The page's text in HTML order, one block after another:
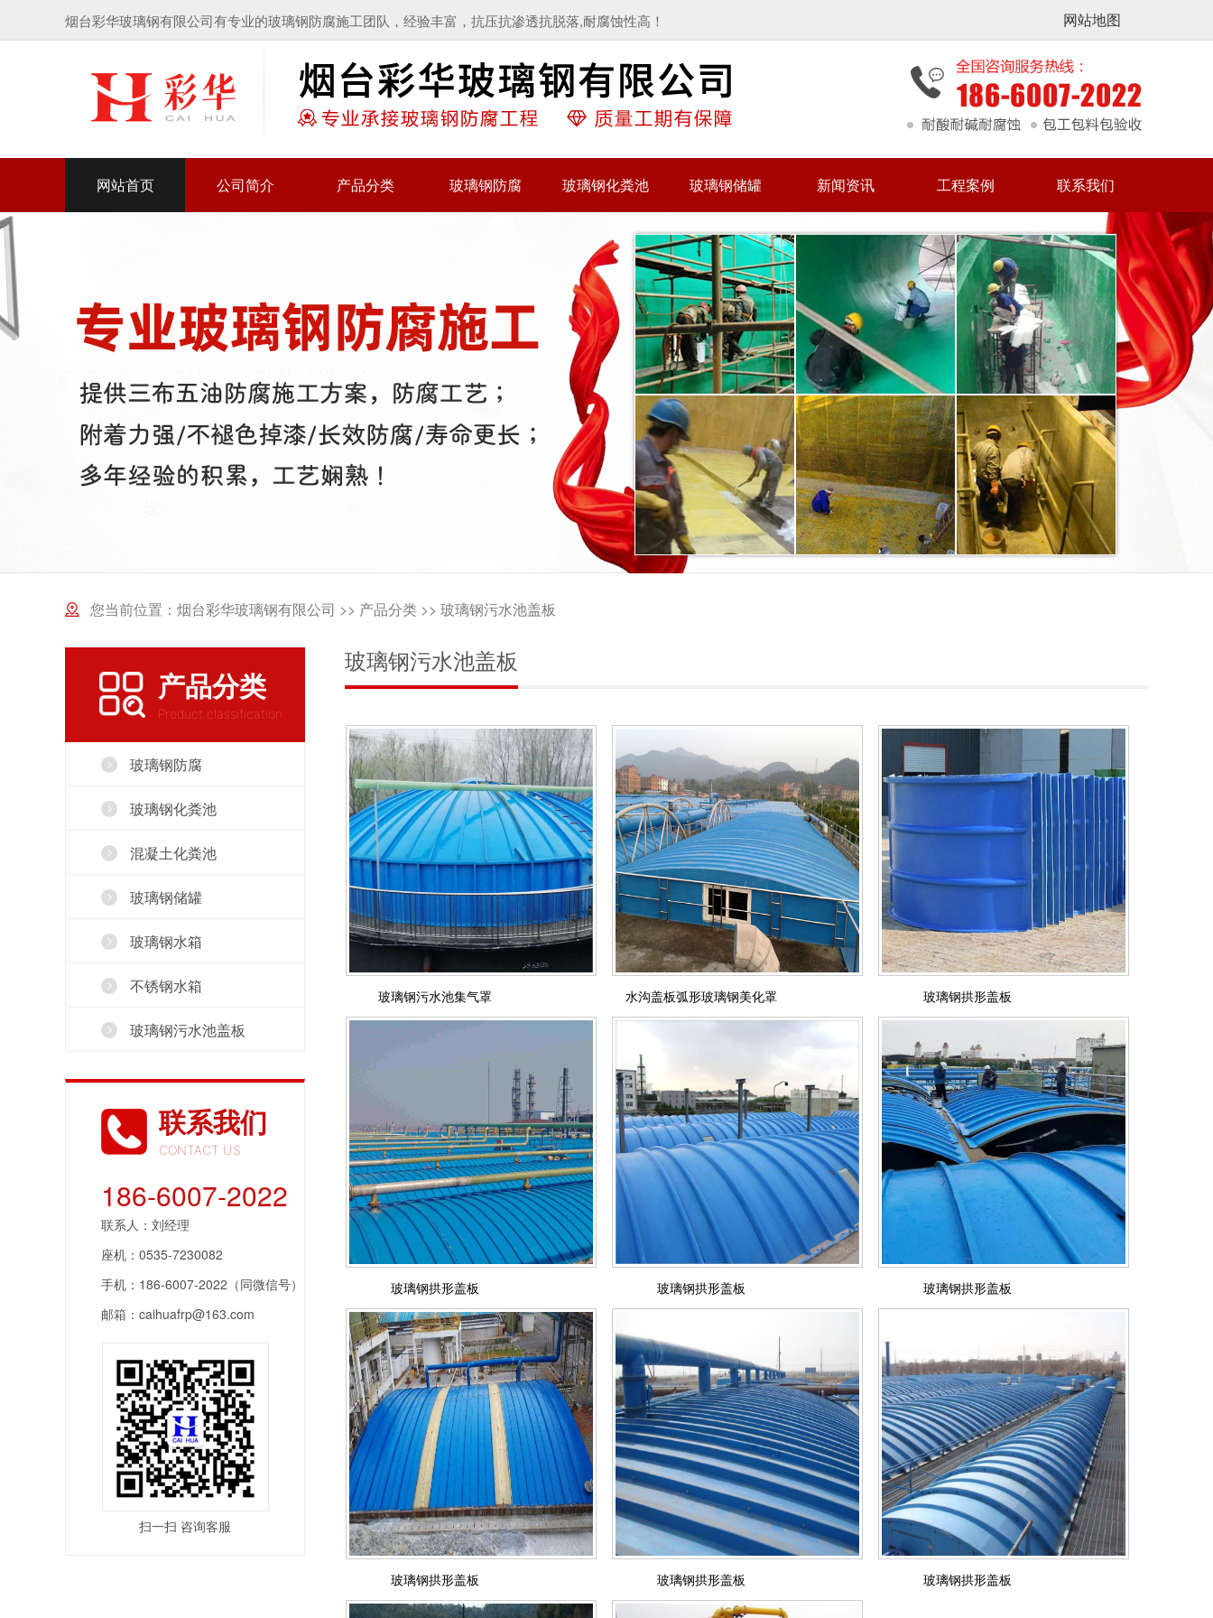
烟台彩华玻璃钢有限公司有专业的玻璃钢防腐施工团队，经验丰富，抗压抗渗透抗脱落,耐腐蚀性高！ 网站地图
网站首页 公司简介 产品分类 玻璃钢防腐 玻璃钢化粪池 玻璃钢储罐 新闻资讯 工程案例 联系我们
您当前位置： 烟台彩华玻璃钢有限公司 >> 产品分类 >> 玻璃钢污水池盖板
产品分类
Product classification
玻璃钢防腐
玻璃钢化粪池
混凝土化粪池
玻璃钢储罐
玻璃钢水箱
不锈钢水箱
玻璃钢污水池盖板
联系我们
CONTACT US
186-6007-2022
联系人：刘经理
座机：0535-7230082
手机：186-6007-2022（同微信号）
邮箱：caihuafrp@163.com
扫一扫 咨询客服
玻璃钢污水池盖板
玻璃钢污水池集气罩 水沟盖板弧形玻璃钢美化罩 玻璃钢拱形盖板
玻璃钢拱形盖板 玻璃钢拱形盖板 玻璃钢拱形盖板
玻璃钢拱形盖板 玻璃钢拱形盖板 玻璃钢拱形盖板